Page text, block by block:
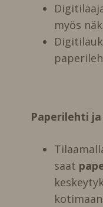
myös
Paperilehti
saat